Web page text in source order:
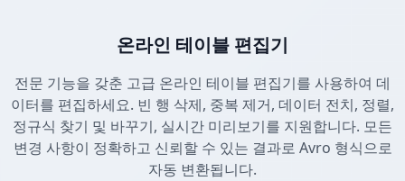
온라인 테이블 편집기
전문 기능을 갖춘 고급 온라인 테이블 편집기를 사용하여 데
이터를 편집하세요. 빈 행 삭제, 중복 제거, 데이터 전치, 정렬,
정규식 찾기 및 바꾸기, 실시간 미리보기를 지원합니다. 모든
변경 사항이 정확하고 신뢰할 수 있는 결과로 Avro 형식으로
자동 변환됩니다.